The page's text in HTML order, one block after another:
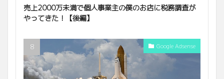
売上2000万未満で個人事業主の僕のお店に税務調査が
やってきた！【後編】
Google Adsense